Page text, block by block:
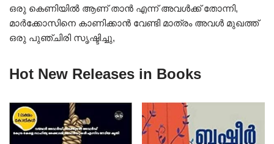
ഒരു കെണിയിൽ ആണ് താൻ എന്ന് അവൾക്ക് തോന്നി,
മാർക്കോസിനെ കാണിക്കാൻ വേണ്ടി മാത്രം അവൾ മുഖത്ത്
ഒരു പുഞ്ചിരി സൃഷ്ടിച്ചു,
Hot New Releases in Books